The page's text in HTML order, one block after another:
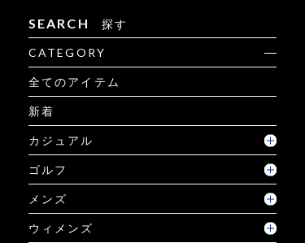
SEARCH 探す
CATEGORY
全てのアイテム
新着
カジュアル
ゴルフ
メンズ
ウィメンズ